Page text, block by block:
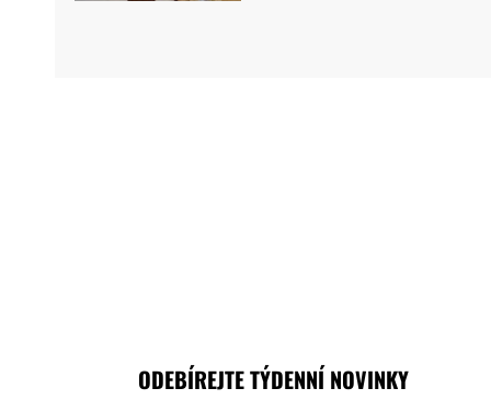
ODEBÍREJTE TÝDENNÍ NOVINKY